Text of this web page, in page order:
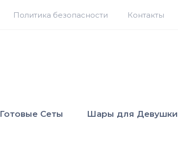
Политика безопасности Контакты
Готовые Сеты Шары для Девушки